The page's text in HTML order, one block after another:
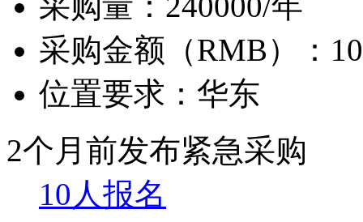
采购金额（RMB）：
位置要求： 华东
2个月前发布紧急采购
10人报名